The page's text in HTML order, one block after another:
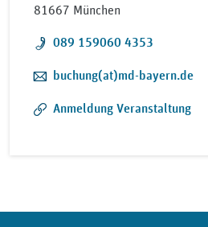
81667 München
Telefon:
089 159060 4353
E-Mail:
buchung(at)md-bayern.de
Anmeldung Veranstaltung